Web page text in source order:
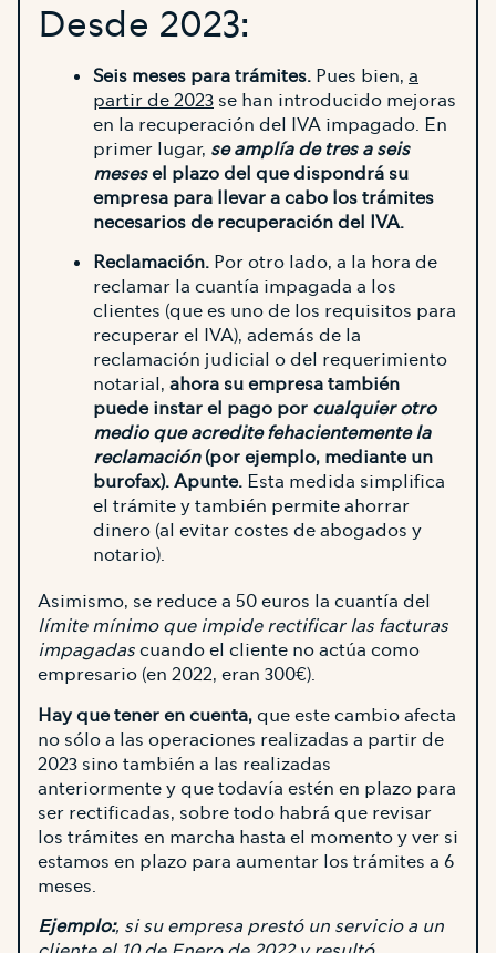
Desde 2023:
Seis meses para trámites. Pues bien, a
partir de 2023 se han introducido mejoras
en la recuperación del IVA impagado. En
primer lugar, se amplía de tres a seis
mesesel plazo del que dispondrá su
empresa para llevar a cabo los trámites
necesarios de recuperación del IVA.
Reclamación. Por otro lado, a la hora de
reclamar la cuantía impagada a los
clientes (que es uno de los requisitos para
recuperar el IVA), además de la
reclamación judicial o del requerimiento
notarial, ahora su empresa también
puede instar el pago por cualquier otro
medio que acredite fehacientemente la
reclamación(por ejemplo, mediante un
burofax). Apunte. Esta medida simplifica
el trámite y también permite ahorrar
dinero (al evitar costes de abogados y
notario).
Asimismo, se reduce a 50 euros la cuantía del
límite mínimo que impide rectificar las facturas
impagadascuando el cliente no actúa como
empresario (en 2022, eran 300€).
Hay que tener en cuenta,que este cambio afecta
no sólo a las operaciones realizadas a partir de
2023 sino también a las realizadas
anteriormente y que todavía estén en plazo para
ser rectificadas, sobre todo habrá que revisar
los trámites en marcha hasta el momento y ver si
estamos en plazo para aumentar los trámites a 6
meses.
Ejemplo:, si su empresa prestó un servicio a un